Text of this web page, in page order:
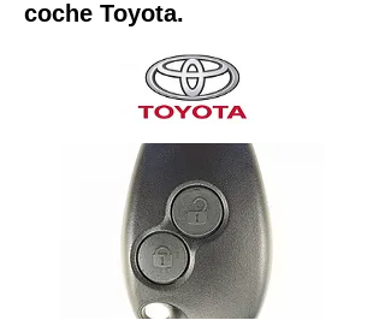
coche Toyota.